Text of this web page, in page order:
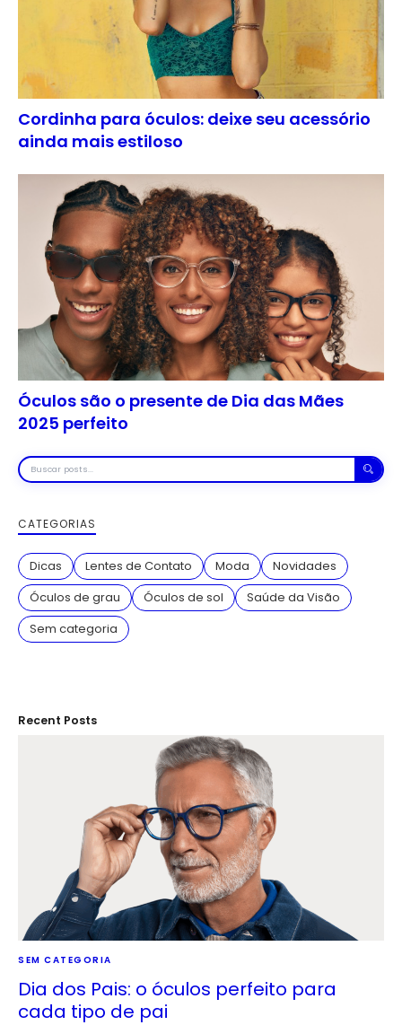
Cordinha para óculos: deixe seu acessório
ainda mais estiloso
Óculos são o presente de Dia das Mães
2025 perfeito
Buscar
posts
CATEGORIAS
Dicas Lentes de Contato Moda
Novidades
Óculos de grau
Óculos de sol
Saúde da Visão
Sem categoria
Recent Posts
SEM CATEGORIA
Dia dos Pais: o óculos perfeito para
cada tipo de pai